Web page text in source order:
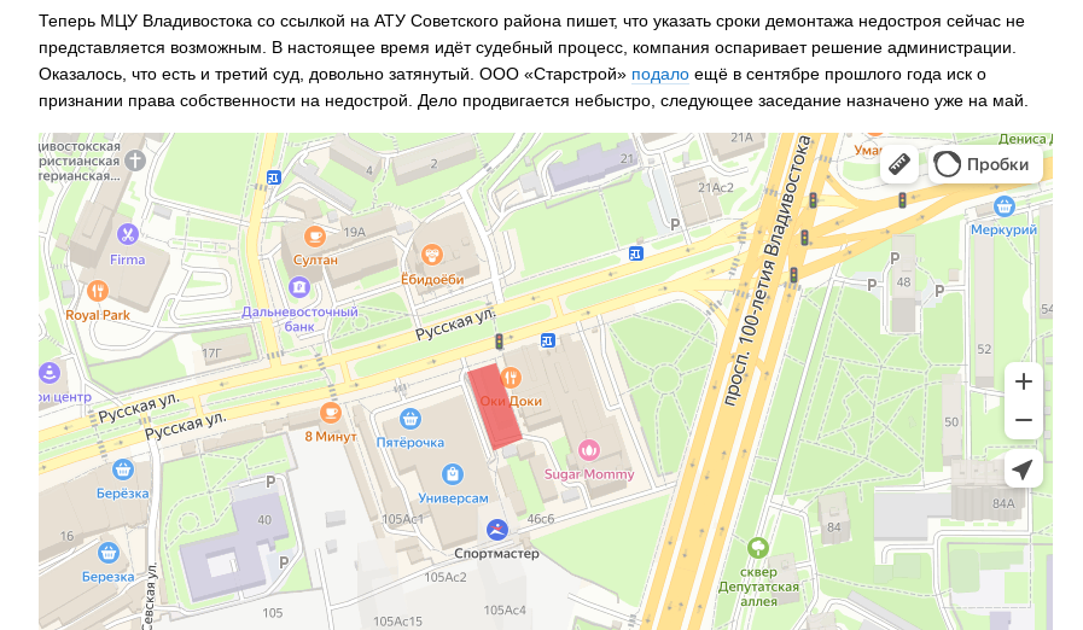
Теперь МЦУ Владивостока со ссылкой на АТУ Советского района пишет, что указать сроки демонтажа недостроя сейчас не
представляется возможным. В настоящее время идёт судебный процесс, компания оспаривает решение администрации.
Оказалось, что есть и третий суд, довольно затянутый. ООО «Старстрой» подало ещё в сентябре прошлого года иск о
признании права собственности на недострой. Дело продвигается небыстро, следующее заседание назначено уже на май.
На заправках Владивостока снова
топливо – рост от 26 копеек до 17